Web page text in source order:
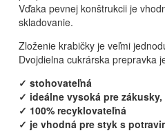
Vďaka pevnej konštrukcii je
skladovanie.
Zloženie krabičky je veľmi
Dvojdielna cukrárska prepravka
✓ stohovateľná
✓ ideálne vysoká pre
✓ 100% recyklovateľná
✓ je vhodná pre styk s